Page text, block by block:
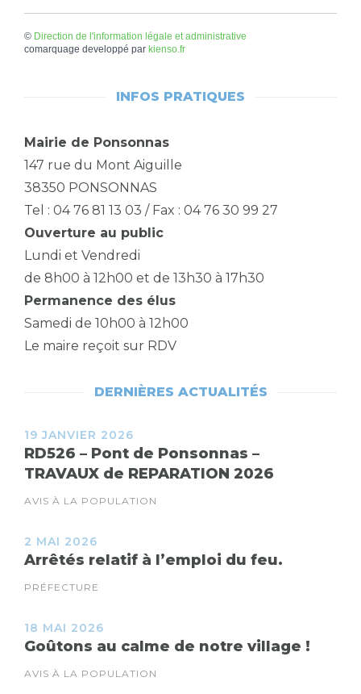
© Direction de l'information légale et administrative
comarquage developpé par kienso.fr
INFOS PRATIQUES
Mairie de Ponsonnas
147 rue du Mont Aiguille
38350 PONSONNAS
Tel : 04 76 81 13 03 / Fax : 04 76 30 99 27
Ouverture au public
Lundi et Vendredi
de 8h00 à 12h00 et de 13h30 à 17h30
Permanence des élus
Samedi de 10h00 à 12h00
Le maire reçoit sur RDV
DERNIÈRES ACTUALITÉS
19 JANVIER 2026
RD526 – Pont de Ponsonnas –
TRAVAUX de REPARATION 2026
AVIS À LA POPULATION
2 MAI 2026
Arrêtés relatif à l’emploi du feu.
PRÉFECTURE
18 MAI 2026
Goûtons au calme de notre village !
AVIS À LA POPULATION